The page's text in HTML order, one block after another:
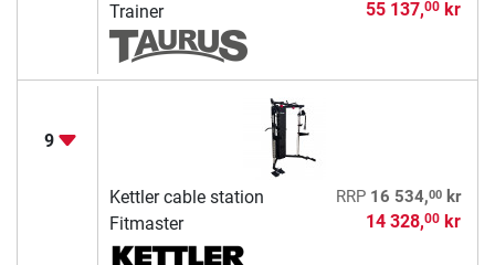
Trainer 55 137,00kr
9
Kettler cable station
Fitmaster
RRP 16 534,00kr
14 328,00kr